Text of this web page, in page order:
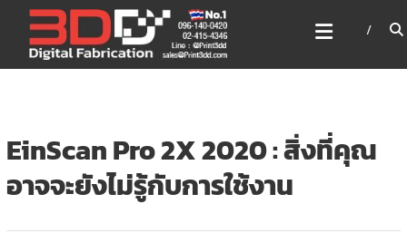
content
3DD DIGITAL FABRICATION
เครื่องพิมพ์3มิติ สแกนเนอร์
เลเซอร์
EinScan Pro 2X 2020 : สิ่งที่คุณ
อาจจะยังไม่รู้กับการใช้งาน